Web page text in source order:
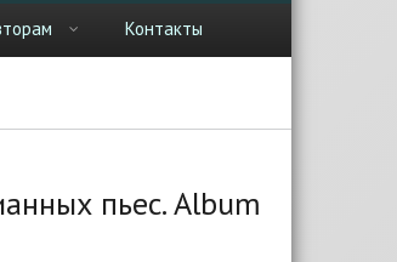
Контакты
пьес. Album